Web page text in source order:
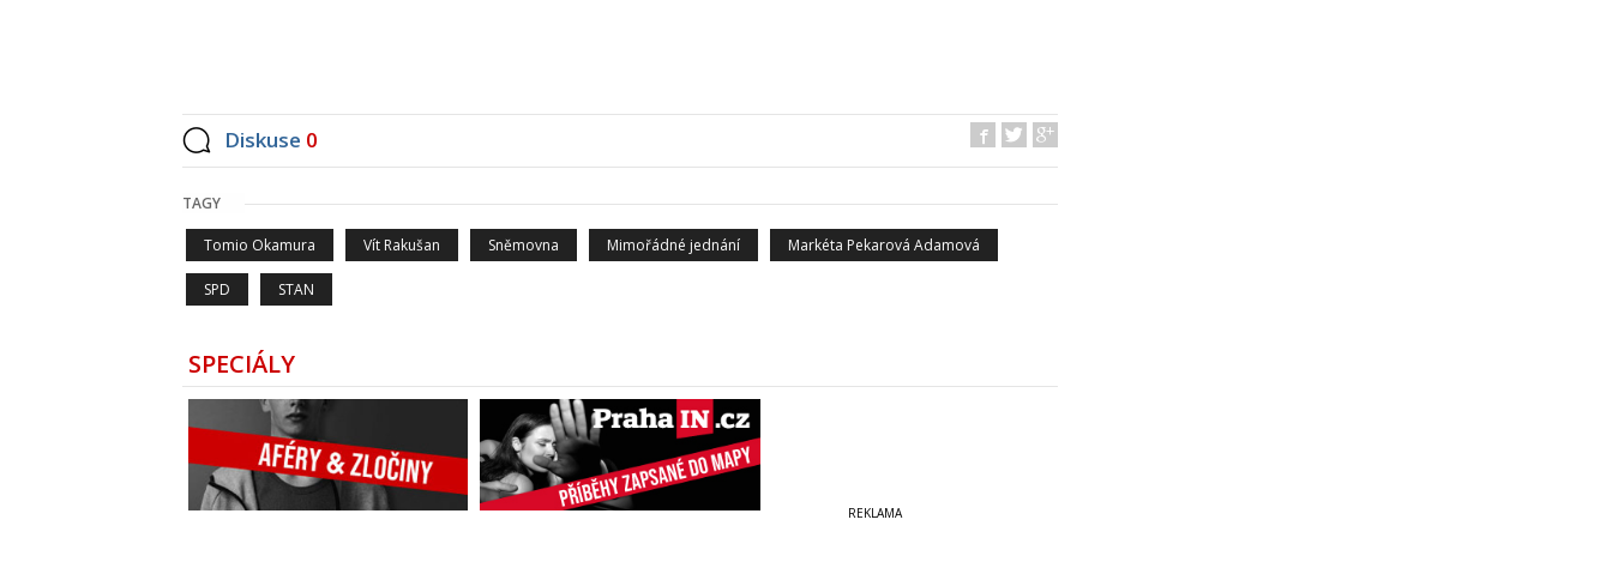
Diskuse 0
TAGY
Tomio Okamura Vít Rakušan Sněmovna Mimořádné jednání Markéta Pekarová Adamová
SPD STAN
SPECIÁLY